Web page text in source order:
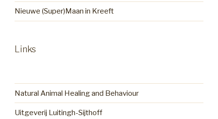
Nieuwe (Super)Maan in Kreeft
Links
Natural Animal Healing and Behaviour
Uitgeverij Luitingh-Sijthoff